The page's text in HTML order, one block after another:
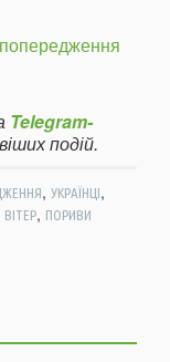
Telegram-
подій.
, УКРАЇНЦІ,
ВІТЕР, ПОРИВИ